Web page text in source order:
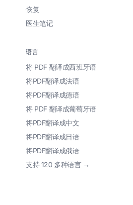
恢复
医生笔记
语言
将 PDF 翻译成西班牙语
将PDF翻译成法语
将PDF翻译成德语
将 PDF 翻译成葡萄牙语
将PDF翻译成中文
将PDF翻译成日语
将PDF翻译成俄语
支持 120 多种语言 →